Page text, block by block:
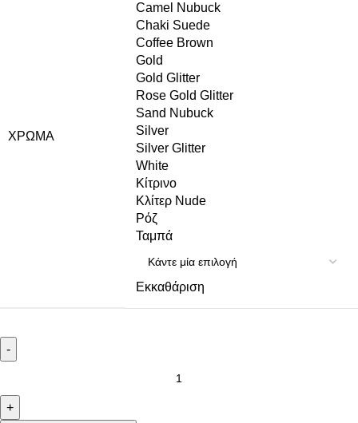
ΧΡΏΜΑ
Camel Nubuck
Chaki Suede
Coffee Brown
Gold
Gold Glitter
Rose Gold Glitter
Sand Nubuck
Silver
Silver Glitter
White
Κίτρινο
Κλίτερ Nude
Ρόζ
Ταμπά
Εκκαθάριση